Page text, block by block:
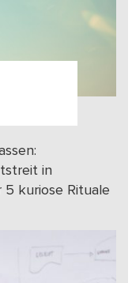
in
5 kuriose Rituale